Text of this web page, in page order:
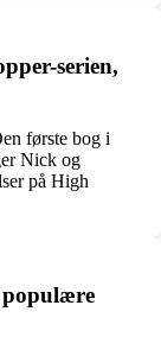
serien,
første bog i
Nick og
på High
populære